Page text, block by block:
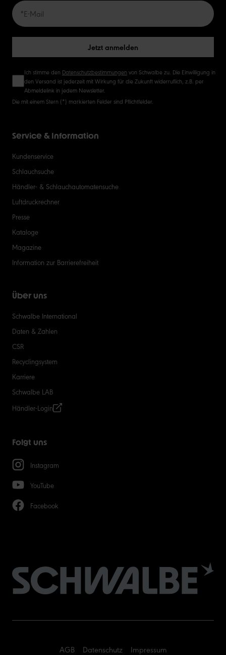
Jetzt anmelden
Ich stimme den Datenschutzbestimmungen von Schwalbe zu. Die Einwilligung in
den Versand ist jederzeit mit Wirkung für die Zukunft widerruflich, z.B. per
Abmeldelink in jedem Newsletter.
Die mit einem Stern (*) markierten Felder sind Pflichtfelder.
Service & Information
Kundenservice
Schlauchsuche
Händler- & Schlauchautomatensuche
Luftdruckrechner
Presse
Kataloge
Magazine
Information zur Barrierefreiheit
Über uns
Schwalbe International
Daten & Zahlen
CSR
Recyclingsystem
Karriere
Schwalbe LAB
Händler-Login
Folgt uns
Instagram
YouTube
Facebook
AGB Datenschutz Impressum